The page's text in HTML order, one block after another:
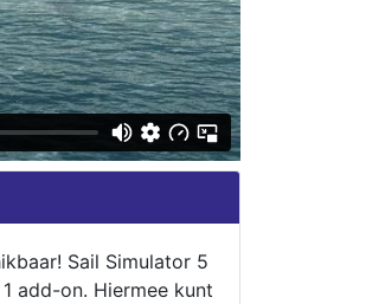
Sail Simulator 5
add-on. Hiermee kunt